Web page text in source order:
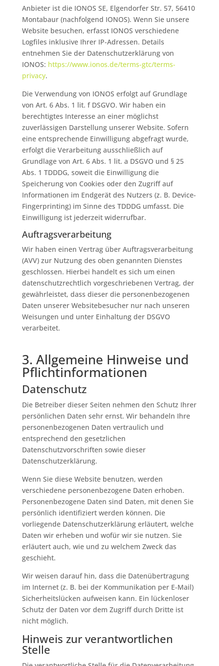
Anbieter ist die IONOS SE, Elgendorfer Str. 57, 56410
Montabaur (nachfolgend IONOS). Wenn Sie unsere
Website besuchen, erfasst IONOS verschiedene
Logfiles inklusive Ihrer IP-Adressen. Details
entnehmen Sie der Datenschutzerklärung von
IONOS: https://www.ionos.de/terms-gtc/terms-
privacy.
Die Verwendung von IONOS erfolgt auf Grundlage
von Art. 6 Abs. 1 lit. f DSGVO. Wir haben ein
berechtigtes Interesse an einer möglichst
zuverlässigen Darstellung unserer Website. Sofern
eine entsprechende Einwilligung abgefragt wurde,
erfolgt die Verarbeitung ausschließlich auf
Grundlage von Art. 6 Abs. 1 lit. a DSGVO und § 25
Abs. 1 TDDDG, soweit die Einwilligung die
Speicherung von Cookies oder den Zugriff auf
Informationen im Endgerät des Nutzers (z. B. Device-
Fingerprinting) im Sinne des TDDDG umfasst. Die
Einwilligung ist jederzeit widerrufbar.
Auftragsverarbeitung
Wir haben einen Vertrag über Auftragsverarbeitung
(AVV) zur Nutzung des oben genannten Dienstes
geschlossen. Hierbei handelt es sich um einen
datenschutzrechtlich vorgeschriebenen Vertrag, der
gewährleistet, dass dieser die personenbezogenen
Daten unserer Websitebesucher nur nach unseren
Weisungen und unter Einhaltung der DSGVO
verarbeitet.
3. Allgemeine Hinweise und
Pflicht­informationen
Datenschutz
Die Betreiber dieser Seiten nehmen den Schutz Ihrer
persönlichen Daten sehr ernst. Wir behandeln Ihre
personenbezogenen Daten vertraulich und
entsprechend den gesetzlichen
Datenschutzvorschriften sowie dieser
Datenschutzerklärung.
Wenn Sie diese Website benutzen, werden
verschiedene personenbezogene Daten erhoben.
Personenbezogene Daten sind Daten, mit denen Sie
persönlich identifiziert werden können. Die
vorliegende Datenschutzerklärung erläutert, welche
Daten wir erheben und wofür wir sie nutzen. Sie
erläutert auch, wie und zu welchem Zweck das
geschieht.
Wir weisen darauf hin, dass die Datenübertragung
im Internet (z. B. bei der Kommunikation per E-Mail)
Sicherheitslücken aufweisen kann. Ein lückenloser
Schutz der Daten vor dem Zugriff durch Dritte ist
nicht möglich.
Hinweis zur verantwortlichen
Stelle